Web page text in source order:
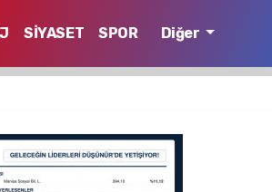
SİYASET
SPOR
Diğer